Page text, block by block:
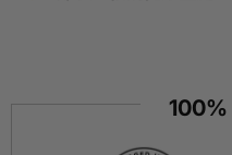
100%